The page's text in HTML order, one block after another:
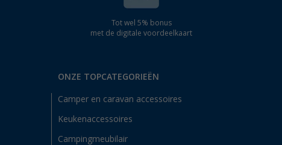
Tot wel 5% bonus
met de digitale voordeelkaart
ONZE TOPCATEGORIEËN
Camper en caravan accessoires
Keukenaccessoires
Campingmeubilair